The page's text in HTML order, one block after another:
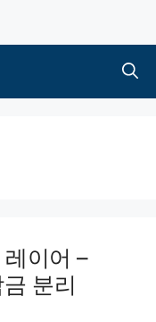
이어 –
분리